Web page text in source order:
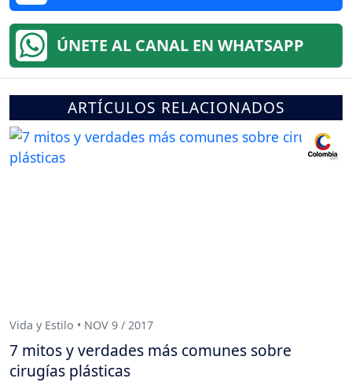
ÚNETE AL CANAL EN WHATSAPP
ARTÍCULOS RELACIONADOS
Vida y Estilo • NOV 9 / 2017
7 mitos y verdades más comunes sobre
cirugías plásticas